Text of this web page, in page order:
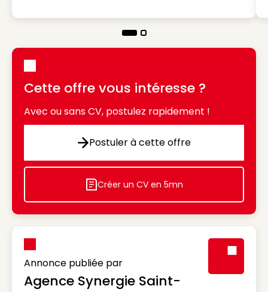
Cette offre vous intéresse ?
Avec ou sans CV, postulez rapidement !
Postuler à cette offre
Postuler à cette offre
Icon decorative
Créer un CV en 5mn
Annonce publiée par
Agence Synergie Saint-